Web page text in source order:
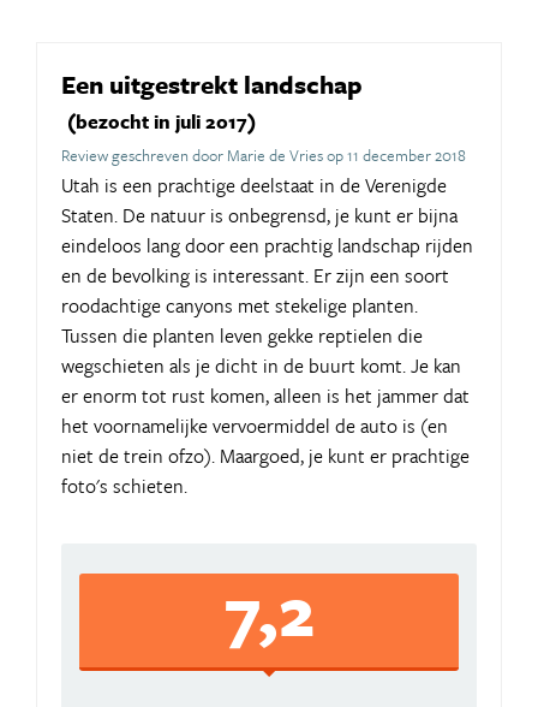
Een uitgestrekt landschap
(bezocht in juli 2017)
Review geschreven door Marie de Vries op 11 december 2018
Utah is een prachtige deelstaat in de Verenigde
Staten. De natuur is onbegrensd, je kunt er bijna
eindeloos lang door een prachtig landschap rijden
en de bevolking is interessant. Er zijn een soort
roodachtige canyons met stekelige planten.
Tussen die planten leven gekke reptielen die
wegschieten als je dicht in de buurt komt. Je kan
er enorm tot rust komen, alleen is het jammer dat
het voornamelijke vervoermiddel de auto is (en
niet de trein ofzo). Maargoed, je kunt er prachtige
foto's schieten.
7,2